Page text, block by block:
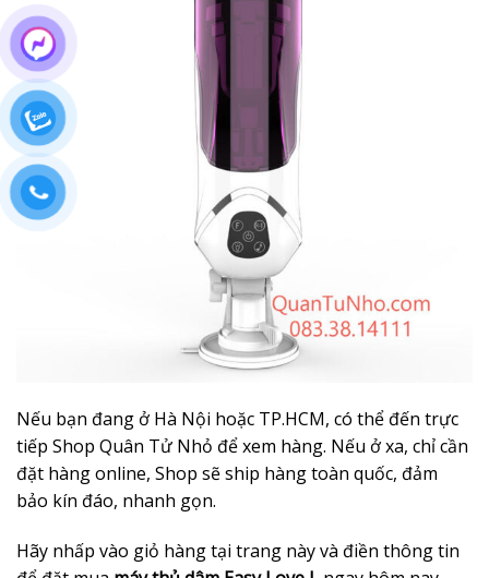
Nếu bạn đang ở Hà Nội hoặc TP.HCM, có thể đến trực
tiếp Shop Quân Tử Nhỏ để xem hàng. Nếu ở xa, chỉ cần
đặt hàng online, Shop sẽ ship hàng toàn quốc, đảm
bảo kín đáo, nhanh gọn.
Hãy nhấp vào giỏ hàng tại trang này và điền thông tin